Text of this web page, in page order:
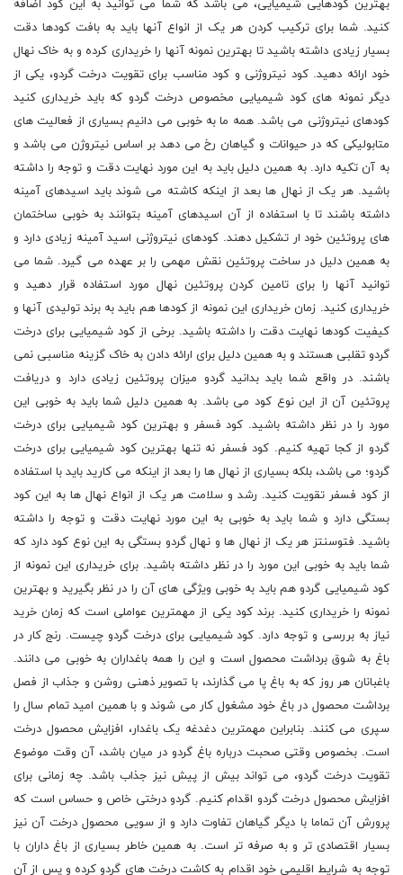
بهترین کودهایی شیمیایی، می باشد که شما می توانید به این کود اضافه
کنید. شما برای ترکیب کردن هر یک از انواع آنها باید به بافت کودها دقت
بسیار زیادی داشته باشید تا بهترین نمونه آنها را خریداری کرده و به خاک نهال
خود ارائه دهید. کود نیتروژنی و کود مناسب برای تقویت درخت گردو، یکی از
دیگر نمونه های کود شیمیایی مخصوص درخت گردو که باید خریداری کنید
کودهای نیتروژنی می باشد. همه ما به خوبی می دانیم بسیاری از فعالیت های
متابولیکی که در حیوانات و گیاهان رخ می دهد بر اساس نیتروژن می باشد و
به آن تکیه دارد. به همین دلیل باید به این مورد نهایت دقت و توجه را داشته
باشید. هر یک از نهال ها بعد از اینکه کاشته می شوند باید اسیدهای آمینه
داشته باشند تا با استفاده از آن اسیدهای آمینه بتوانند به خوبی ساختمان
های پروتئین خود ار تشکیل دهند. کودهای نیتروژنی اسید آمینه زیادی دارد و
به همین دلیل در ساخت پروتئین نقش مهمی را بر عهده می گیرد. شما می
توانید آنها را برای تامین کردن پروتئین نهال مورد استفاده قرار دهید و
خریداری کنید. زمان خریداری این نمونه از کودها هم باید به برند تولیدی آنها و
کیفیت کودها نهایت دقت را داشته باشید. برخی از کود شیمیایی برای درخت
گردو تقلبی هستند و به همین دلیل برای ارائه دادن به خاک گزینه مناسبی نمی
باشند. در واقع شما باید بدانید گردو میزان پروتئین زیادی دارد و دریافت
پروتئین آن از این نوع کود می باشد. به همین دلیل شما باید به خوبی این
مورد را در نظر داشته باشید. کود فسفر و بهترین کود شیمیایی برای درخت
گردو از کجا تهیه کنیم. کود فسفر نه تنها بهترین کود شیمیایی برای درخت
گردو؛ می باشد، بلکه بسیاری از نهال ها را بعد از اینکه می کارید باید با استفاده
از کود فسفر تقویت کنید. رشد و سلامت هر یک از انواع نهال ها به این کود
بستگی دارد و شما باید به خوبی به این مورد نهایت دقت و توجه را داشته
باشید. فتوسنتز هر یک از نهال ها و نهال گردو بستگی به این نوع کود دارد که
شما باید به خوبی این مورد را در نظر داشته باشید. برای خریداری این نمونه از
کود شیمیایی گردو هم باید به خوبی ویژگی های آن را در نظر بگیرید و بهترین
نمونه را خریداری کنید. برند کود یکی از مهمترین عواملی است که زمان خرید
نیاز به بررسی و توجه دارد. کود شیمیایی برای درخت گردو چیست. رنج کار در
باغ به شوق برداشت محصول است و این را همه باغداران به خوبی می دانند.
باغبانان هر روز که به باغ پا می گذارند، با تصویر ذهنی روشن و جذاب از فصل
برداشت محصول در باغ خود مشغول کار می شوند و با همین امید تمام سال را
سپری می کنند. بنابراین مهمترین دغدغه یک باغدار، افزایش محصول درخت
است. بخصوص وقتی صحبت درباره باغ گردو در میان باشد، آن وقت موضوع
تقویت درخت گردو، می تواند بیش از پیش نیز جذاب باشد. چه زمانی برای
افزایش محصول درخت گردو اقدام کنیم. گردو درختی خاص و حساس است که
پرورش آن تماما با دیگر گیاهان تفاوت دارد و از سویی محصول درخت آن نیز
بسیار اقتصادی تر و به صرفه تر است. به همین خاطر بسیاری از باغ داران با
توجه به شرایط اقلیمی خود اقدام به کاشت درخت های گردو کرده و پس از آن